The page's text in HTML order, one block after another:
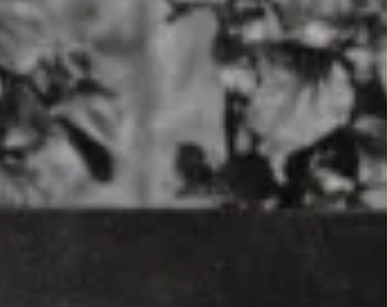
annonces...